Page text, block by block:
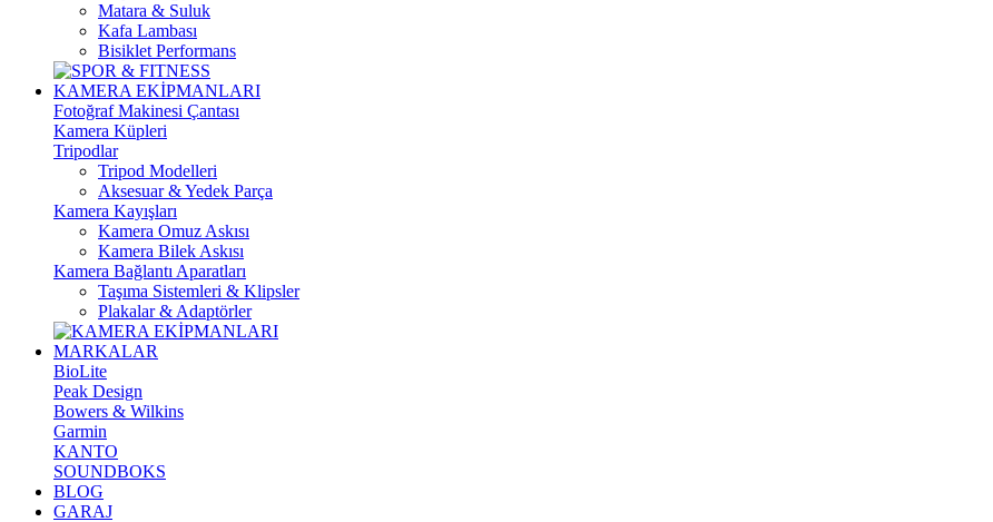
Matara & Suluk
Kafa Lambası
Bisiklet Performans
KAMERA EKİPMANLARI
Fotoğraf Makinesi Çantası
Kamera Küpleri
Tripodlar
Tripod Modelleri
Aksesuar & Yedek Parça
Kamera Kayışları
Kamera Omuz Askısı
Kamera Bilek Askısı
Kamera Bağlantı Aparatları
Taşıma Sistemleri & Klipsler
Plakalar & Adaptörler
MARKALAR
BioLite
Peak Design
Bowers & Wilkins
Garmin
KANTO
SOUNDBOKS
BLOG
GARAJ